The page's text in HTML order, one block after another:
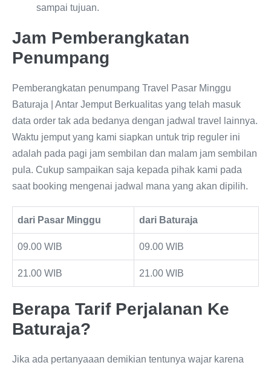
sampai tujuan.
Jam Pemberangkatan
Penumpang
Pemberangkatan penumpang Travel Pasar Minggu
Baturaja | Antar Jemput Berkualitas yang telah masuk
data order tak ada bedanya dengan jadwal travel lainnya.
Waktu jemput yang kami siapkan untuk trip reguler ini
adalah pada pagi jam sembilan dan malam jam sembilan
pula. Cukup sampaikan saja kepada pihak kami pada
saat booking mengenai jadwal mana yang akan dipilih.
dari Pasar Minggu dari Baturaja
09.00 WIB 09.00 WIB
21.00 WIB 21.00 WIB
Berapa Tarif Perjalanan Ke
Baturaja?
Jika ada pertanyaaan demikian tentunya wajar karena